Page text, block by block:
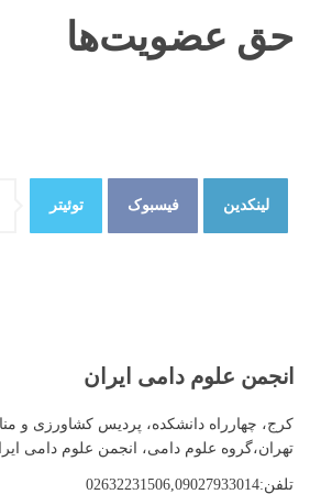
حق عضویت‌ها
توئیتر فیسبوک لینکدین
انجمن علوم دامی ایران
کرج، چهارراه دانشکده، پردیس کشاورزی و
تهران،گروه علوم دامی، انجمن علوم دامی
تلفن:02632231506,09027933014